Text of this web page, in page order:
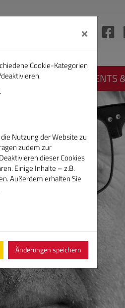
CAMPUS
×
Cookie-Kategorien
Nutzung der Website zu
zudem zur
dieser Cookies
Einige Inhalte – z.B.
Außerdem erhalten Sie
Änderungen speichern